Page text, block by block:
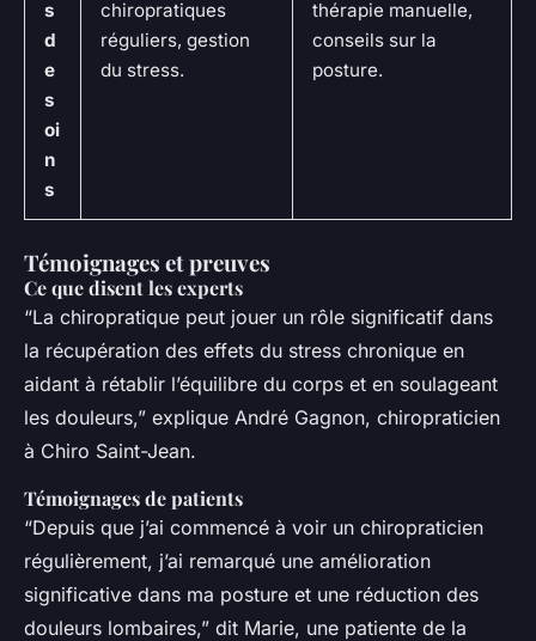
s
d
e
s
oi
n
s
chiropratiques
réguliers, gestion
du stress.
thérapie manuelle,
conseils sur la
posture.
Témoignages et preuves
Ce que disent les experts
“La chiropratique peut jouer un rôle significatif dans
la récupération des effets du stress chronique en
aidant à rétablir l’équilibre du corps et en soulageant
les douleurs,” explique André Gagnon, chiropraticien
à Chiro Saint-Jean.
Témoignages de patients
“Depuis que j’ai commencé à voir un chiropraticien
régulièrement, j’ai remarqué une amélioration
significative dans ma posture et une réduction des
douleurs lombaires,” dit Marie, une patiente de la